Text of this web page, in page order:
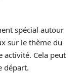
spécial autour
sur le thème du
activité. Cela peut
départ.